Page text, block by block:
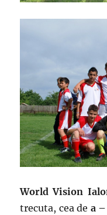
World Vision
trecuta, cea de a